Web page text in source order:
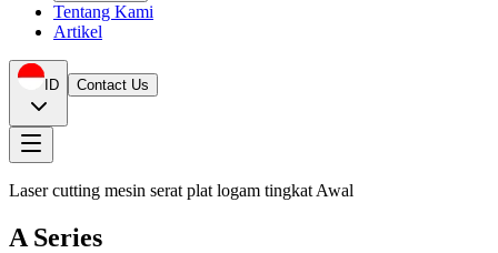
Tentang Kami
Artikel
ID Contact Us
Laser cutting mesin serat plat logam tingkat Awal
A Series